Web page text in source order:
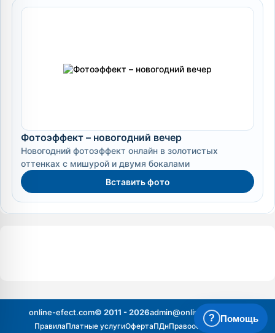
Фотоэффект – новогодний вечер
Новогодний фотоэффект онлайн в золотистых
оттенках с мишурой и двумя бокалами
Вставить фото
online-efect.com© 2011 - 2026admin@online-efect.com
ПравилаПлатные услугиОфертаПДнПравообладателям
? Помощь